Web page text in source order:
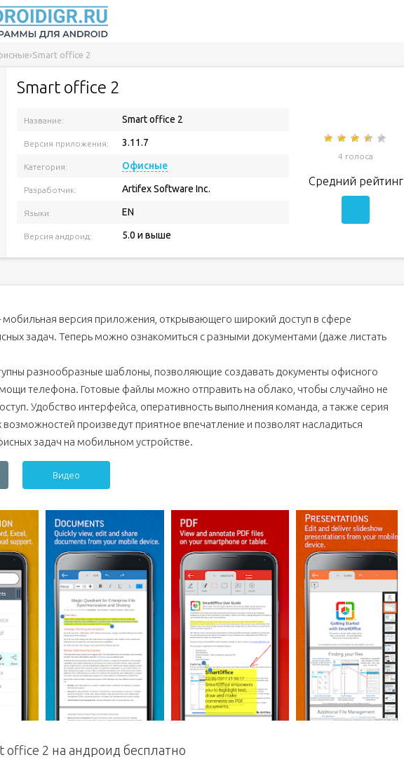
›Smart office 2
Smart office 2
Название: Smart office 2
Версия приложения: 3.11.7
Категория: Офисные
Разработчик: Artifex Software Inc.
Языки: EN
Версия андроид: 5.0 и выше
4 голоса
Средний рейтинг
мобильная версия приложения, открывающего широкий доступ в сфере
задач. Теперь можно ознакомиться с разными документами (даже листать
разнообразные шаблоны, позволяющие создавать документы офисного
телефона. Готовые файлы можно отправить на облако, чтобы случайно не
Удобство интерфейса, оперативность выполнения команда, а также серия
возможностей произведут приятное впечатление и позволят насладиться
задач на мобильном устройстве.
Видео
office 2 на андроид бесплатно